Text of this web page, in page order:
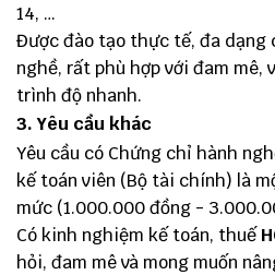
14, …
Được đào tạo thực tế, đa dạng
nghề, rất phù hợp với đam mê,
trình độ nhanh.
3. Yêu cầu khác
Yêu cầu có Chứng chỉ hành
kế toán viên (Bộ tài chính) là
mức (1.000.000 đồng -
Có kinh nghiệm kế toán, thuế
hỏi, đam mê và mong muốn